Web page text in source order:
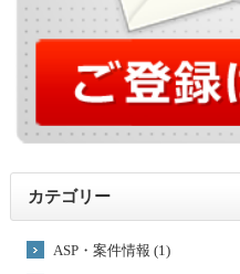
カテゴリー
ASP・案件情報 (1)